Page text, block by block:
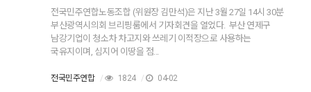
전국민주연합노동조합 (위원장 김만석)은 지난 3월 27일 14시 30분
부산광역시의회 브리핑룸에서 기자회견을 열었다. 부산 연제구
남강기업이 청소차 차고지와 쓰레기 이적장으로 사용하는
국유지이며, 심지어 이땅을 점...
전국민주연합 / 1824 / 04-02